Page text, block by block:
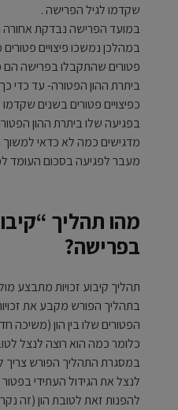
שקדמו לגיל הפרישה .
במהלכן נמשכו פיצויים
פטורים שהתקבלו בפרישה הם
בפגיעה שלו ביתרת ההון
מדגישים כמה לא כדאי למשוך
מעבר לפגיעה בסכום העומד
מהו תהליך
בפרישה?
תהליך קיבוע זכויות מתבצע
בתהליך הפורש מקבע את
הפטורים שלו בין הון
כלומר כמה הוא רוצה לנצל
במסגרת התהליך הפורש צריך
לנצל את הגידול העתידי
להפנות זאת לטובת הון (זה